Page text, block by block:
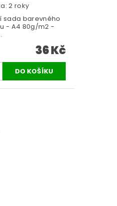
2 roky
sada barevného
- A4 80g/m2 -
36 Kč